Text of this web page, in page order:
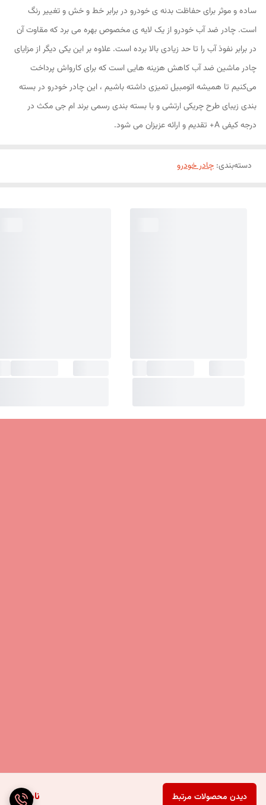
ناموجود دیدن محصولات مرتبط
ساده و موثر برای حفاظت بدنه ی خودرو در برابر خط و خش و تغییر رنگ
است. چادر ضد آب خودرو از یک لایه ی مخصوص بهره می برد که مقاوت آن
در برابر نفوذ آب را تا حد زیادی بالا برده است. علاوه بر این یکی دیگر از مزایای
چادر ماشین ضد آب کاهش هزینه هایی است که برای کارواش پرداخت
می‌کنیم تا همیشه اتومبیل تمیزی داشته باشیم ، این چادر خودرو در بسته
بندی زیبای طرح چریکی ارتشی و با بسته بندی رسمی برند ام جی مکث در
درجه کیفی A+ تقدیم و ارائه عزیزان می شود.
دسته‌بندی: چادر خودرو